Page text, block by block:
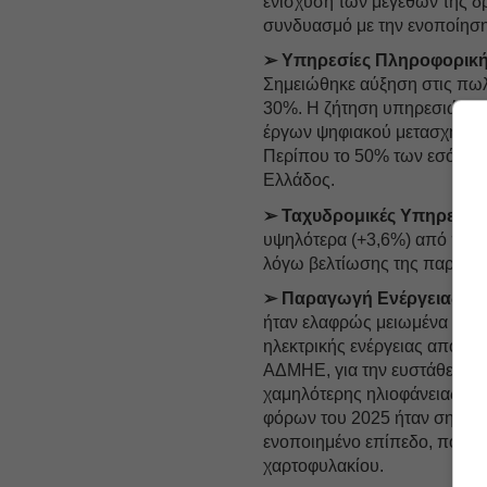
συνδυασμό με την
➢ Υπηρεσίες
Σημειώθηκε αύξηση στις
30%. Η ζήτηση υπηρεσιών
έργων ψηφιακού
Περίπου το 50% των εσόδων
Ελλάδος.
➢ Ταχυδρομικές
υψηλότερα (+3,6%) από
λόγω βελτίωσης της
➢ Παραγωγή Ενέργειας
ήταν ελαφρώς μειωμένα (-
ηλεκτρικής ενέργειας από
ΑΔΜΗΕ, για την ευστάθεια
χαμηλότερης ηλιοφάνειας
φόρων του 2025 ήταν
ενοποιημένο επίπεδο, που
χαρτοφυλακίου.